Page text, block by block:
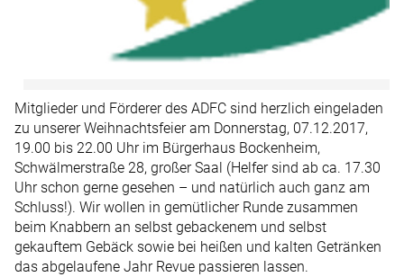
Mitglieder und Förderer des ADFC sind herzlich eingeladen
zu unserer Weihnachtsfeier am Donnerstag, 07.12.2017,
19.00 bis 22.00 Uhr im Bürgerhaus Bockenheim,
Schwälmerstraße 28, großer Saal (Helfer sind ab ca. 17.30
Uhr schon gerne gesehen – und natürlich auch ganz am
Schluss!). Wir wollen in gemütlicher Runde zusammen
beim Knabbern an selbst gebackenem und selbst
gekauftem Gebäck sowie bei heißen und kalten Getränken
das abgelaufene Jahr Revue passieren lassen.